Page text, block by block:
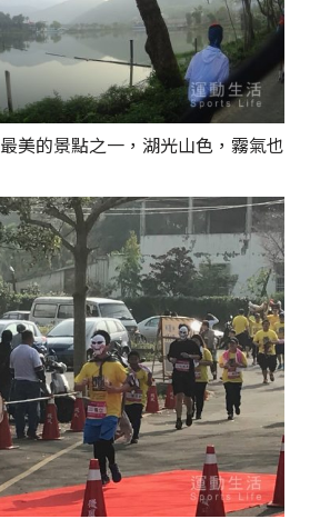
美的景點之一，湖光山色，霧氣也